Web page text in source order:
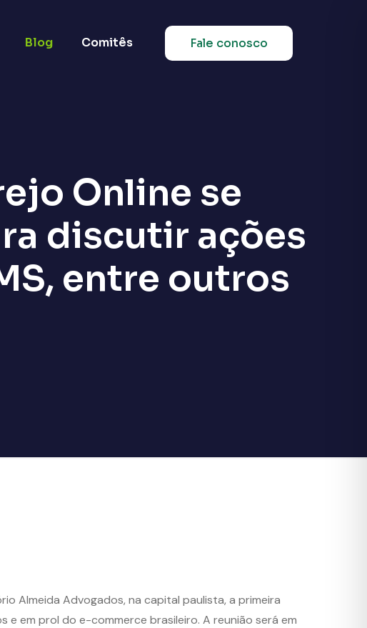
Blog Comitês Fale conosco
Online se
discutir ações
entre outros
Almeida Advogados, na capital paulista, a primeira
em prol do e-commerce brasileiro. A reunião será em